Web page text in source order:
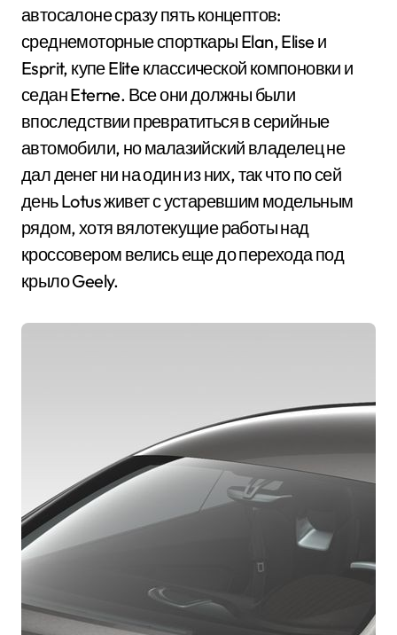
автосалоне сразу пять концептов:
среднемоторные спорткары Elan, Elise и
Esprit, купе Elite классической компоновки и
седан Eterne. Все они должны были
впоследствии превратиться в серийные
автомобили, но малазийский владелец не
дал денег ни на один из них, так что по сей
день Lotus живет с устаревшим модельным
рядом, хотя вялотекущие работы над
кроссовером велись еще до перехода под
крыло Geely.